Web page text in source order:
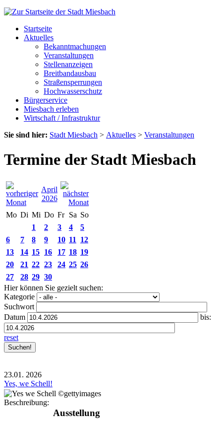
Startseite
Aktuelles
Bekanntmachungen
Veranstaltungen
Stellenanzeigen
Breitbandausbau
Straßensperrungen
Hochwasserschutz
Bürgerservice
Miesbach erleben
Wirtschaft / Infrastruktur
Sie sind hier: Stadt Miesbach > Aktuelles > Veranstaltungen
Termine der Stadt Miesbach
April
2026
Mo Di Mi Do Fr Sa So
1
2 3 4
5
6
7 8 9 10 11
12
13
14 15 16 17 18 19
20
21 22 23 24 25 26
27
28 29 30
Hier können Sie gezielt suchen:
Kategorie
Suchwort
Datum
bis:
reset
23.01. 2026
Yes, we Schell!
Beschreibung:
Ausstellung